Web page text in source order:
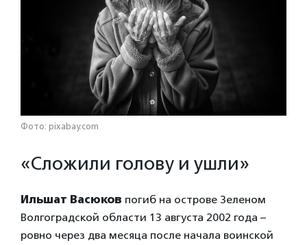
Фото: pixabay.com
«Сложили голову и ушли»
Ильшат Васюков погиб на острове Зеленом
Волгоградской области 13 августа 2002 года –
ровно через два месяца после начала воинской